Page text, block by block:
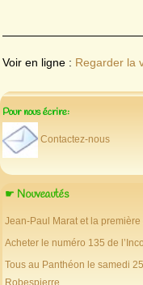
Voir en ligne : Regarder la
Pour nous écrire:
Contactez-nous
☛ Nouveautés
Jean-Paul Marat et la
Acheter le numéro 135 de
Tous au Panthéon le samedi
Robespierre